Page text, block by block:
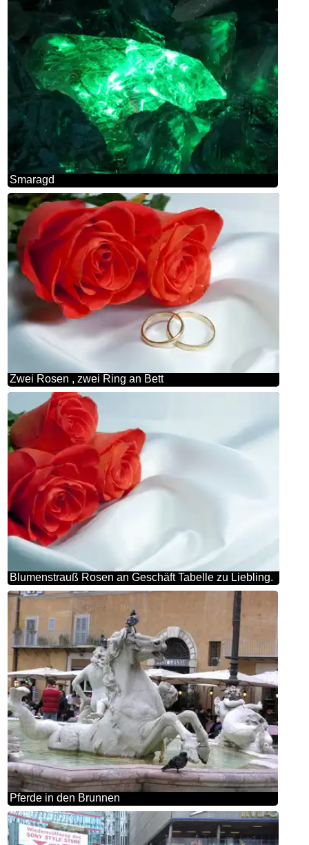
Smaragd
Zwei Rosen , zwei Ring an Bett
Blumenstrauß Rosen an Geschäft Tabelle zu Liebling.
Pferde in den Brunnen